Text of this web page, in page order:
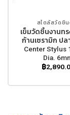
สไตลัสวัดชิ้น
เข็มวัดชิ้นงานท
ก้านเซรามิก ป
Center Stylus
Dia.
฿